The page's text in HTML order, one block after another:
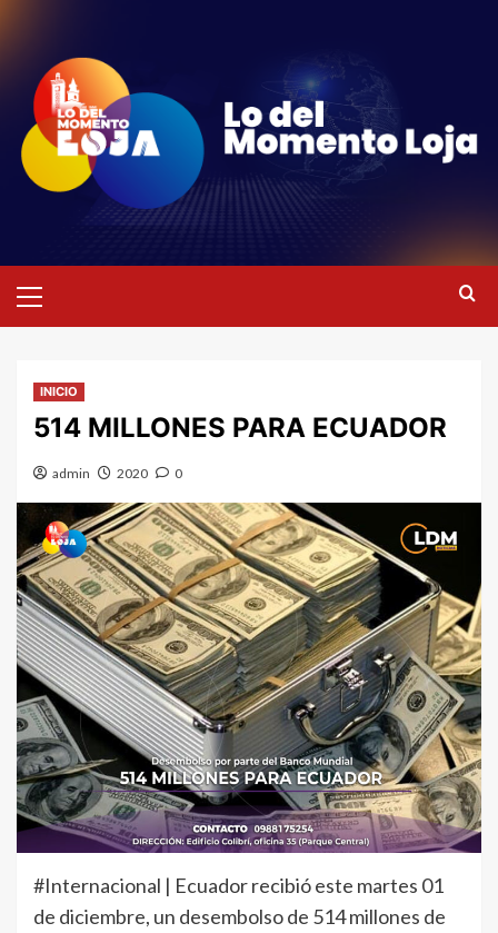
contenido
primario
INICIO
514 MILLONES PARA ECUADOR
admin 2020 0
#Internacional | Ecuador recibió este martes 01
de diciembre, un desembolso de 514 millones de